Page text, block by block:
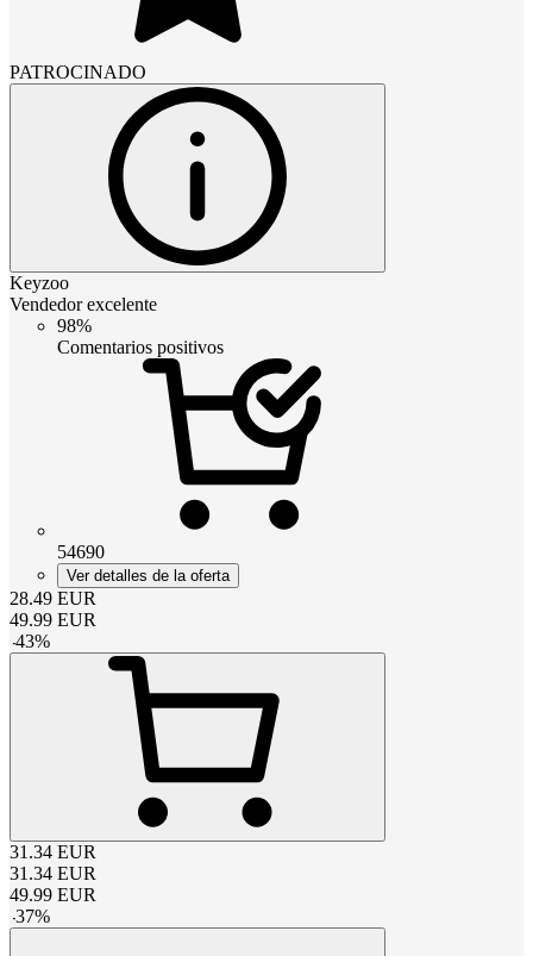
PATROCINADO
Keyzoo
Vendedor excelente
98%
Comentarios positivos
54690
Ver detalles de la oferta
28.49 EUR
49.99 EUR
-43%
31.34 EUR
31.34 EUR
49.99 EUR
-37%